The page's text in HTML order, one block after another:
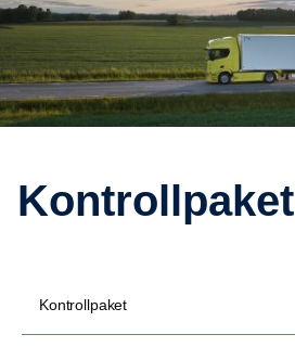
Kontrollpaket
Kontrollpaket